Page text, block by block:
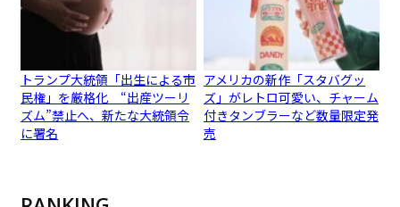
トランプ大統領「出生による市
民権」を厳格化 “出産ツーリ
ズム”禁止へ、新たな大統領令
に署名
アメリカの新作「スタバグッ
ズ」がレトロ可愛い、チャーム
付きタンブラーなど数量限定発
売